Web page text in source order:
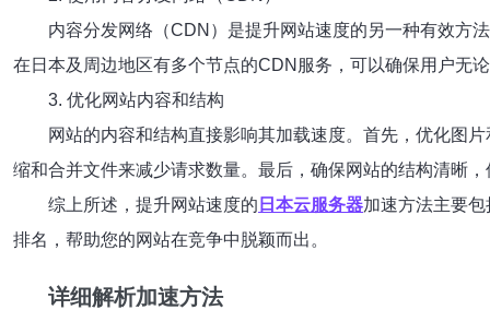
内容分发网络（CDN）是提升网站速度的另一种有效方
在日本及周边地区有多个节点的CDN服务，可以确保用户无
3. 优化网站内容和结构
网站的内容和结构直接影响其加载速度。首先，优化图
缩和合并文件来减少请求数量。最后，确保网站的结构清晰
综上所述，提升网站速度的 日本云服务器加速方法主要
排名，帮助您的网站在竞争中脱颖而出。
详细解析加速方法